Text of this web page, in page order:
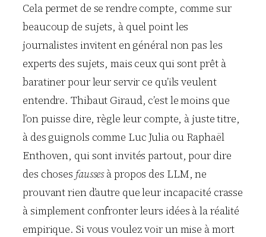
Cela permet de se rendre compte, comme sur
beaucoup de sujets, à quel point les
journalistes invitent en général non pas les
experts des sujets, mais ceux qui sont prêt à
baratiner pour leur servir ce qu’ils veulent
entendre. Thibaut Giraud, c’est le moins que
l’on puisse dire, règle leur compte, à juste titre,
à des guignols comme Luc Julia ou Raphaël
Enthoven, qui sont invités partout, pour dire
des choses faussesà propos des LLM, ne
prouvant rien d’autre que leur incapacité crasse
à simplement confronter leurs idées à la réalité
empirique. Si vous voulez voir un mise à mort